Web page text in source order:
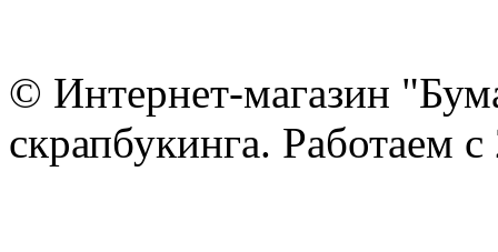
© Интернет-магазин
скрапбукинга. Работаем с